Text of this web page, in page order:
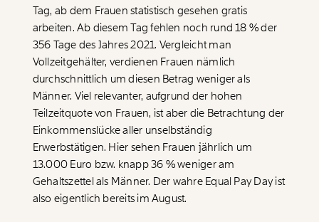
Pflegerechner
Parlagram
Jahresberichte
Pressebereich
Jobs & Fellowships
Tag, ab dem Frauen statistisch gesehen gratis
arbeiten. Ab diesem Tag fehlen noch rund 18 % der
356 Tage des Jahres 2021. Vergleicht man
Vollzeitgehälter, verdienen Frauen nämlich
durchschnittlich um diesen Betrag weniger als
Männer. Viel relevanter, aufgrund der hohen
Teilzeitquote von Frauen, ist aber die Betrachtung der
Einkommenslücke aller unselbständig
Erwerbstätigen. Hier sehen Frauen jährlich um
13.000 Euro bzw. knapp 36 % weniger am
Gehaltszettel als Männer. Der wahre Equal Pay Day ist
also eigentlich bereits im August.